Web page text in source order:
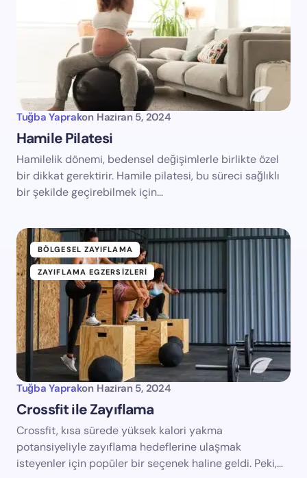
Tuğba Yaprakon Haziran 5, 2024
Hamile Pilatesi
Hamilelik dönemi, bedensel değişimlerle birlikte özel
bir dikkat gerektirir. Hamile pilatesi, bu süreci sağlıklı
bir şekilde geçirebilmek için…
BÖLGESEL ZAYIFLAMA
ZAYIFLAMA EGZERSIZLERI
Tuğba Yaprakon Haziran 5, 2024
Crossfit ile Zayıflama
Crossfit, kısa sürede yüksek kalori yakma
potansiyeliyle zayıflama hedeflerine ulaşmak
isteyenler için popüler bir seçenek haline geldi. Peki,…